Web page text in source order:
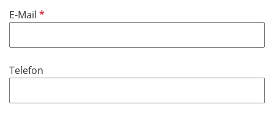
E-Mail P
c
t
Telefon